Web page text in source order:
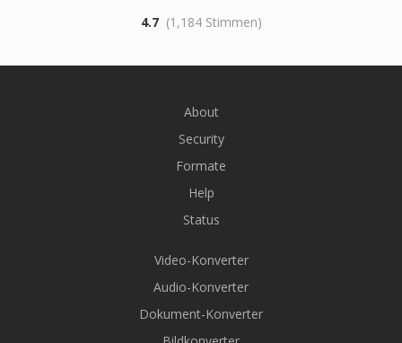
4.7 (1,184 Stimmen)
About
Security
Formate
Help
Status
Video-Konverter
Audio-Konverter
Dokument-Konverter